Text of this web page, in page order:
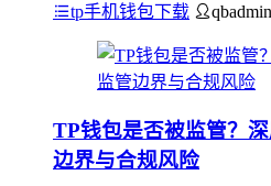
tp手机钱包下载 qbadmin
TP钱包是否被监管？
边界与合规风险